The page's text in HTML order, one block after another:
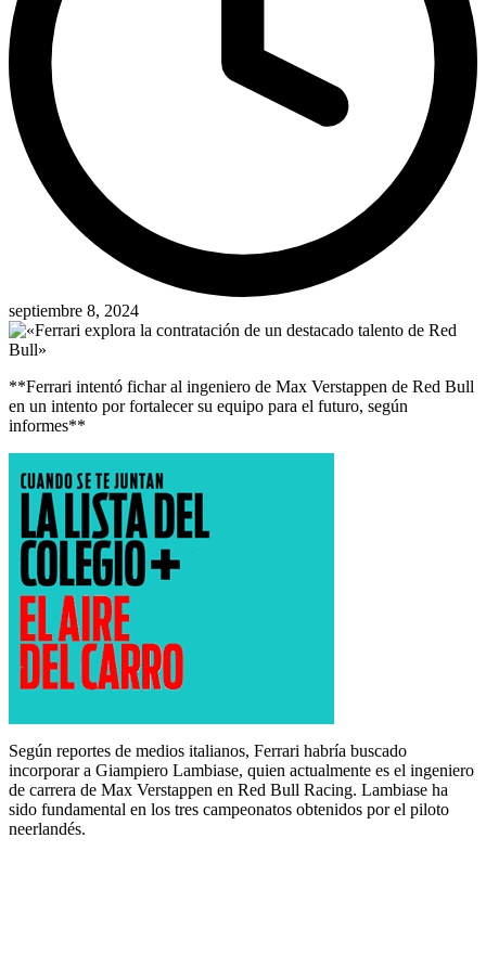
septiembre 8, 2024
**Ferrari intentó fichar al ingeniero de Max Verstappen de Red Bull
en un intento por fortalecer su equipo para el futuro, según
informes**
Según reportes de medios italianos, Ferrari habría buscado
incorporar a Giampiero Lambiase, quien actualmente es el ingeniero
de carrera de Max Verstappen en Red Bull Racing. Lambiase ha
sido fundamental en los tres campeonatos obtenidos por el piloto
neerlandés.